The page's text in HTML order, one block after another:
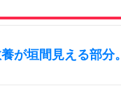
が垣間見える部分。